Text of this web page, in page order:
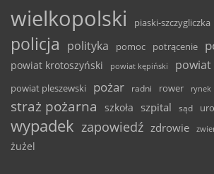
wielkopolski
piaski-szczygliczka
policja polityka pomoc potrącenie
powiat krotoszyński powiat kępiński powiat
powiat pleszewski pożar radni rower rynek
straż pożarna szkoła szpital sąd
wypadek zapowiedź zdrowie
żużel